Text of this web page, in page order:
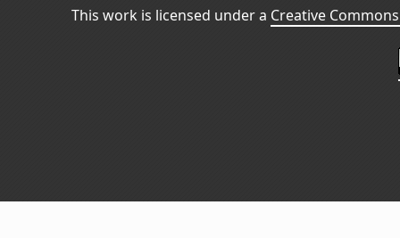
This work is licensed under a Creative